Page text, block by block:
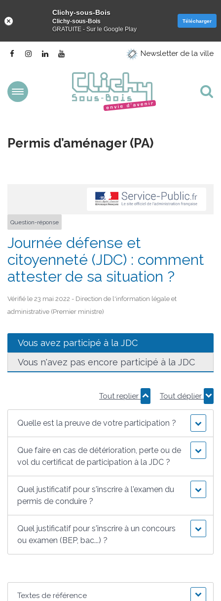
Lien
compte
Facebook
Lien
Lien
Linkedin
la
chaîne
Youtube
Newsletter de la ville
Aller
Permis d’aménager (PA)
Question-réponse
Journée défense et
citoyenneté (JDC) : comment
attester de sa situation ?
Vérifié le 23 mai 2022 - Direction de l'information légale et
administrative (Premier ministre)
Vous avez participé à la JDC
Vous n'avez pas encore participé à la JDC
Tout replier Tout déplier
Quelle est la preuve de votre participation ?
Que faire en cas de détérioration, perte ou de
vol du certificat de participation à la JDC ?
Quel justificatif pour s'inscrire à l'examen du
permis de conduire ?
Quel justificatif pour s'inscrire à un concours
ou examen (BEP, bac...) ?
Textes de référence
Clichy-sous-Bois
Clichy-sous-Bois
GRATUITE - Sur le Google Play
Télécharger